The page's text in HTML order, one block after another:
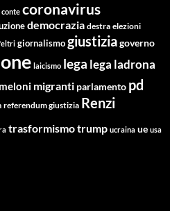
conte coronavirus
democrazia destra elezioni
giornalismogiustiziagoverno
laicismo lega lega ladrona
meloni migranti parlamento pd
referendum giustizia Renzi
trasformismotrump ucraina ue usa